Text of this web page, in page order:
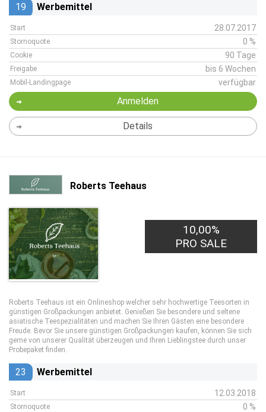
19 Werbemittel
Start 28.07.2017
Stornoquote 0 %
Cookie 90 Tage
Freigabe bis 6 Wochen
Mobil-Landingpage verfügbar
Anmelden
Details
Roberts Teehaus
10,00%
PRO SALE
Roberts Teehaus ist ein Onlineshop welcher sehr hochwertige Teesorten in
günstigen Großpackungen anbietet. Genießen Sie besondere und seltene
asiatische Teespezialitäten und machen Sie Ihren Gästen eine besondere
Freude. Bevor Sie unsere günstigen Großpackungen kaufen, können Sie sich
gerne von unserer Qualität überzeugen und Ihren Lieblingstee durch unser
Probepaket finden.
23 Werbemittel
Start 12.03.2018
Stornoquote 0 %